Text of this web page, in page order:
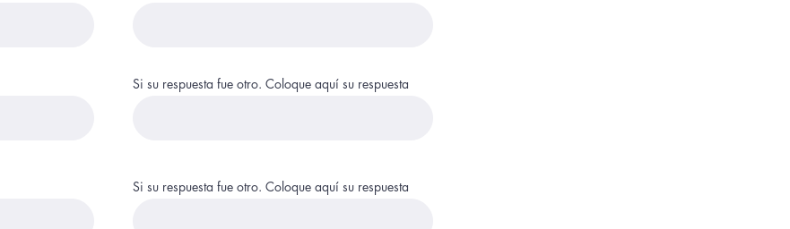
Si su respuesta fue otro. Coloque aquí su respuesta
Si su respuesta fue otro. Coloque aquí su respuesta